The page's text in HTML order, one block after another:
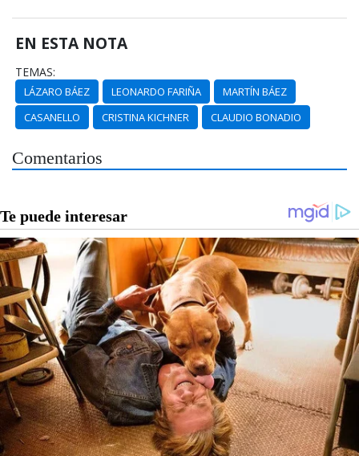
EN ESTA NOTA
TEMAS:
LÁZARO BÁEZ LEONARDO FARIÑA
MARTÍN BÁEZ
CASANELLO
CRISTINA KICHNER CLAUDIO BONADIO
Comentarios